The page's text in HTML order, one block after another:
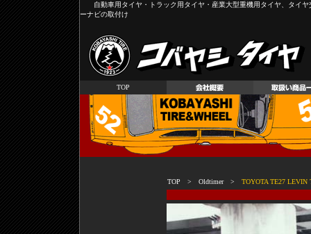
自動車用タイヤ・トラック用タイヤ・産業大型重機用タイヤ、タイヤ
ーナビの取付け
TOP
TOP > Oldtimer> TOYOTA TE27 LEVIN